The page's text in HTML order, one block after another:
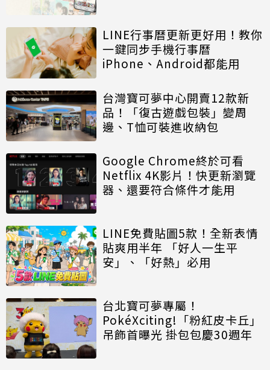
LINE行事曆更新更好用！教你
一鍵同步手機行事曆
iPhone、Android都能用
台灣寶可夢中心開賣12款新
品！「復古遊戲包裝」變周
邊、T恤可裝進收納包
Google Chrome終於可看
Netflix 4K影片！快更新瀏覽
器、還要符合條件才能用
LINE免費貼圖5款！全新表情
貼爽用半年 「好人一生平
安」、「好熱」必用
台北寶可夢專屬！
PokéXciting!「粉紅皮卡丘」
吊飾首曝光 掛包包慶30週年